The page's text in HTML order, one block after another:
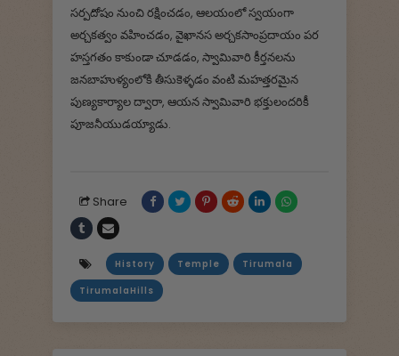
సర్పదోషం నుంచి రక్షించడం, ఆలయంలో స్వయంగా
అర్చకత్వం వహించడం, వైఖానస అర్చకసాంప్రదాయం పర
హస్తగతం కాకుండా చూడడం, స్వామివారి కీర్తనలను
జనబాహుళ్యంలోకి తీసుకెళ్ళడం వంటి మహత్తరమైన
పుణ్యకార్యాల ద్వారా, ఆయన స్వామివారి భక్తులందరికీ
పూజనీయుడయ్యాడు.
Share
History Temple Tirumala
TirumalaHills